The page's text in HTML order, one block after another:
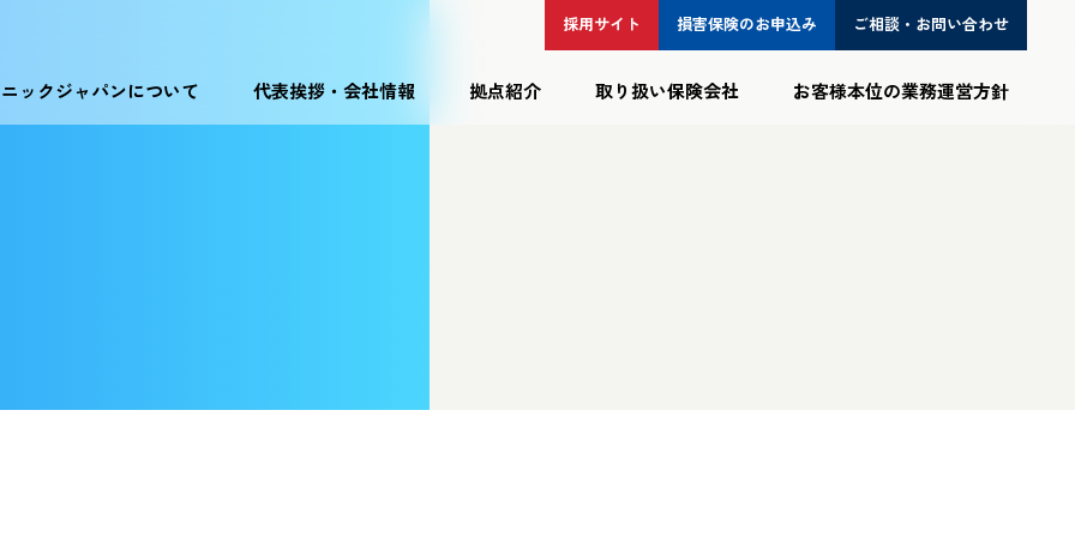
採用サイト 損害保険のお申込み ご相談・ お問い合わせ
ックジャパンについて 代表挨拶・会社情報 拠点紹介 取り扱い保険会社 お客様本位の業務運営方針